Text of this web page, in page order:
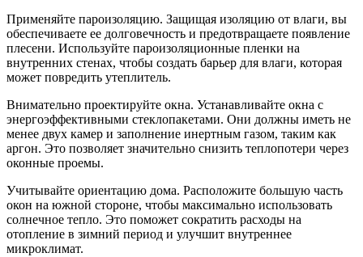
Применяйте пароизоляцию. Защищая изоляцию от влаги, вы
обеспечиваете ее долговечность и предотвращаете появление
плесени. Используйте пароизоляционные пленки на
внутренних стенах, чтобы создать барьер для влаги, которая
может повредить утеплитель.
Внимательно проектируйте окна. Устанавливайте окна с
энергоэффективными стеклопакетами. Они должны иметь не
менее двух камер и заполнение инертным газом, таким как
аргон. Это позволяет значительно снизить теплопотери через
оконные проемы.
Учитывайте ориентацию дома. Расположите большую часть
окон на южной стороне, чтобы максимально использовать
солнечное тепло. Это поможет сократить расходы на
отопление в зимний период и улучшит внутреннее
микроклимат.